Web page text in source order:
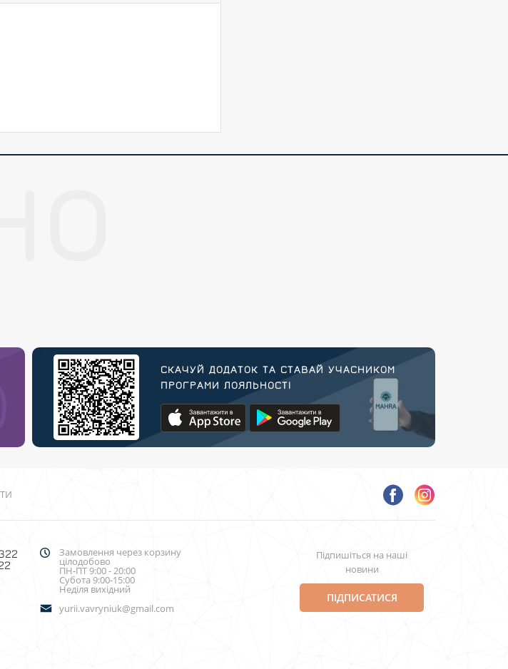
СКАЧУЙ ДОДАТОК ТА СТАВАЙ УЧАСНИКОМ
ПРОГРАМИ ЛОЯЛЬНОСТІ
Замовлення через корзину
цілодобово
ПН-ПТ 9:00 - 20:00
Субота 9:00-15:00
Неділя вихідний
yurii.vavryniuk@gmail.com
Підпишіться на наші
новини
ПІДПИСАТИСЯ